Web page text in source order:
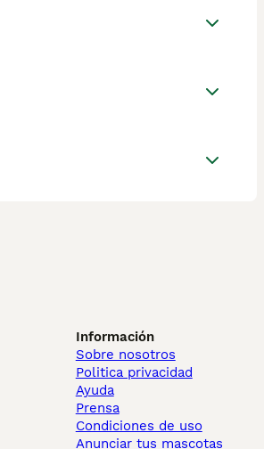
Información
Sobre nosotros
Politica privacidad
Ayuda
Prensa
Condiciones de uso
Anunciar tus mascotas